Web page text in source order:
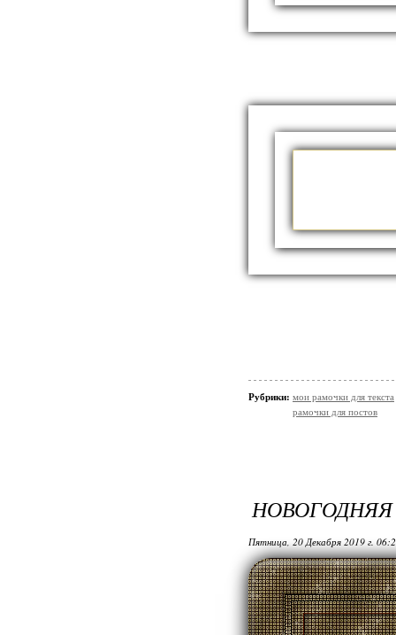
Рубрики: мои рамочки для текста
рамочки для постов
Пятница, 20 Декабря 2019 г.